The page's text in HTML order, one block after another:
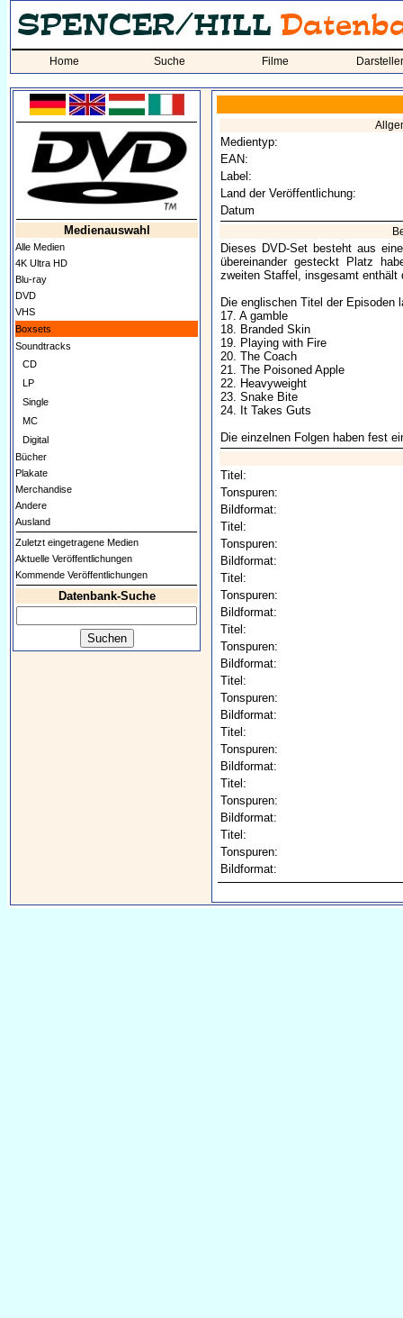
Home Suche Filme Darsteller
Medienauswahl
Alle Medien
4K Ultra HD
Blu-ray
DVD
VHS
Boxsets
Soundtracks
CD
LP
Single
MC
Digital
Bücher
Plakate
Merchandise
Andere
Ausland
Zuletzt eingetragene Medien
Aktuelle Veröffentlichungen
Kommende Veröffentlichungen
Datenbank-Suche
Medientyp:
EAN:
Label:
Land der Veröffentlichung:
Datum
Dieses DVD-Set besteht aus
übereinander gesteckt Platz
zweiten Staffel, insgesamt enthält
Die englischen Titel der Episoden
17. A gamble
18. Branded Skin
19. Playing with Fire
20. The Coach
21. The Poisoned Apple
22. Heavyweight
23. Snake Bite
24. It Takes Guts
Die einzelnen Folgen haben fest
Titel:
Tonspuren:
Bildformat:
Titel:
Tonspuren:
Bildformat:
Titel:
Tonspuren:
Bildformat:
Titel:
Tonspuren:
Bildformat:
Titel:
Tonspuren:
Bildformat:
Titel:
Tonspuren:
Bildformat:
Titel:
Tonspuren:
Bildformat:
Titel:
Tonspuren:
Bildformat: